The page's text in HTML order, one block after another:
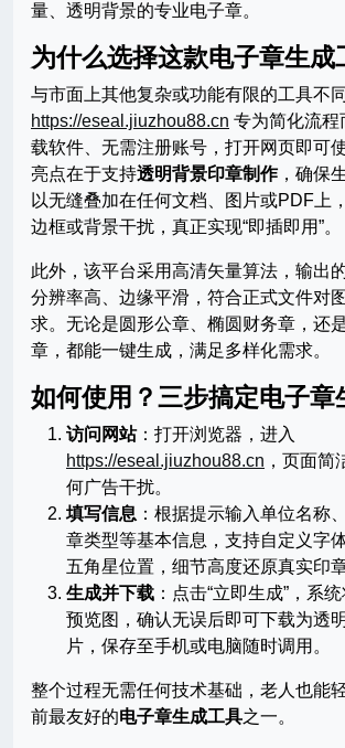
量、透明背景的专业电子章。
为什么选择这款电子章生成
与市面上其他复杂或功能有限的工具不同
https://eseal.jiuzhou88.cn 专为简化流程
载软件、无需注册账号，打开网页即可
亮点在于支持透明背景印章制作，确保
以无缝叠加在任何文档、图片或PDF上
边框或背景干扰，真正实现“即插即用”。
此外，该平台采用高清矢量算法，输出
分辨率高、边缘平滑，符合正式文件对
求。无论是圆形公章、椭圆财务章，还
章，都能一键生成，满足多样化需求。
如何使用？三步搞定电子章
访问网站：打开浏览器，进入
https://eseal.jiuzhou88.cn ，页面简
何广告干扰。
填写信息 ：根据提示输入单位名称
章类型等基本信息，支持自定义字
五角星位置，细节高度还原真实印章
生成并下载 ：点击“立即生成”，系
预览图，确认无误后即可下载为透
片，保存至手机或电脑随时调用。
整个过程无需任何技术基础，老人也能
前最友好的电子章生成工具之一。